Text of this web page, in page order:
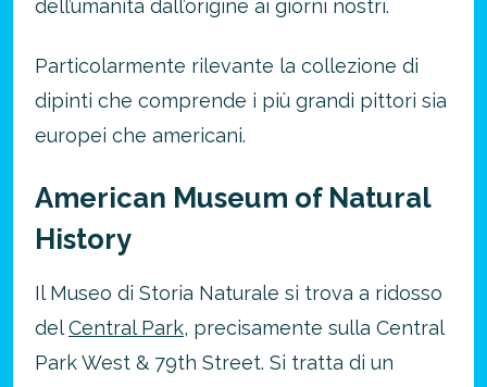
dell’umanità dall’origine ai giorni nostri.
Particolarmente rilevante la collezione di
dipinti che comprende i più grandi pittori sia
europei che americani.
American Museum of Natural
History
Il Museo di Storia Naturale si trova a ridosso
delCentral Park, precisamente sulla Central
Park West & 79th Street. Si tratta di un